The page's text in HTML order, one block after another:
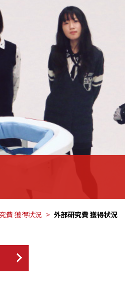
費 獲得状況 外部研究費 獲得状況